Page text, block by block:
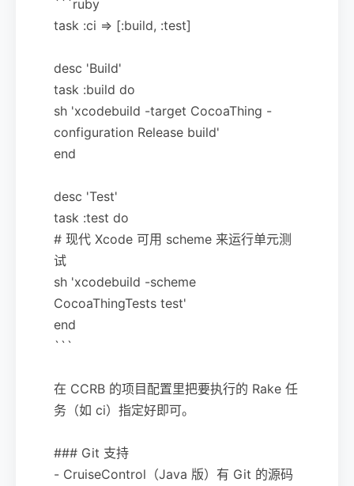
```ruby
task :ci => [:build, :test]
desc 'Build'
task :build do
sh 'xcodebuild -target CocoaThing -
configuration Release build'
end
desc 'Test'
task :test do
# 现代 Xcode 可用 scheme 来运行单元测
试
sh 'xcodebuild -scheme
CocoaThingTests test'
end
```
在 CCRB 的项目配置里把要执行的 Rake 任
务（如 ci）指定好即可。
### Git 支持
- CruiseControl（Java 版）有 Git 的源码